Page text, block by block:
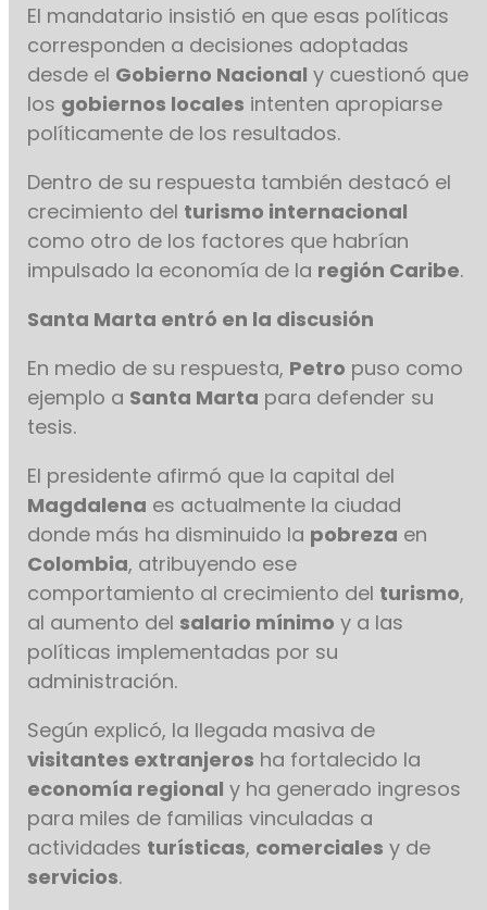
El mandatario insistió en que esas políticas
corresponden a decisiones adoptadas
desde el Gobierno Nacional y cuestionó que
los gobiernos locales intenten apropiarse
políticamente de los resultados.
Dentro de su respuesta también destacó el
crecimiento del turismo internacional
como otro de los factores que habrían
impulsado la economía de la región Caribe.
Santa Marta entró en la discusión
En medio de su respuesta, Petro puso como
ejemplo a Santa Marta para defender su
tesis.
El presidente afirmó que la capital del
Magdalena es actualmente la ciudad
donde más ha disminuido la pobreza en
Colombia, atribuyendo ese
comportamiento al crecimiento del turismo,
al aumento del salario mínimo y a las
políticas implementadas por su
administración.
Según explicó, la llegada masiva de
visitantes extranjeros ha fortalecido la
economía regional y ha generado ingresos
para miles de familias vinculadas a
actividades turísticas, comerciales y de
servicios.